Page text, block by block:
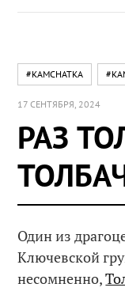
#KAMCHATKA
17 СЕНТЯБРЯ, 2024
РАЗ
Один из
Ключевской
несомненно,